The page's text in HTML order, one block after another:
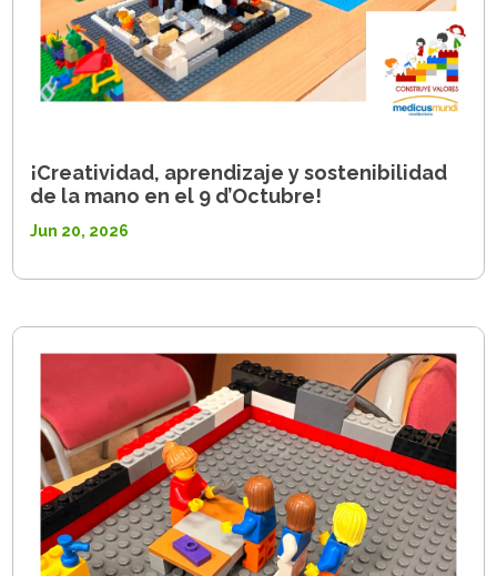
¡Creatividad, aprendizaje y sostenibilidad
de la mano en el 9 d’Octubre!
Jun 20, 2026